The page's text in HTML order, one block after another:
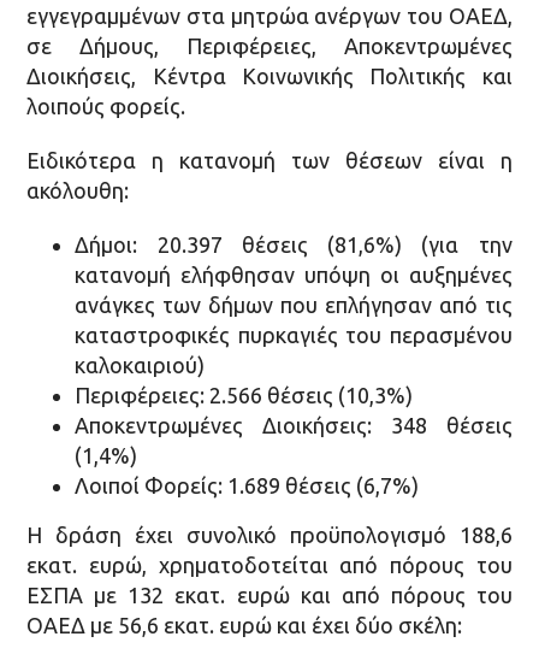
εγγεγραμμένων στα μητρώα ανέργων του ΟΑΕΔ,
σε Δήμους, Περιφέρειες, Αποκεντρωμένες
Διοικήσεις, Κέντρα Κοινωνικής Πολιτικής και
λοιπούς φορείς.
Ειδικότερα η κατανομή των θέσεων είναι η
ακόλουθη:
Δήμοι: 20.397 θέσεις (81,6%) (για την
κατανομή ελήφθησαν υπόψη οι αυξημένες
ανάγκες των δήμων που επλήγησαν από τις
καταστροφικές πυρκαγιές του περασμένου
καλοκαιριού)
Περιφέρειες: 2.566 θέσεις (10,3%)
Αποκεντρωμένες Διοικήσεις: 348 θέσεις
(1,4%)
Λοιποί Φορείς: 1.689 θέσεις (6,7%)
Η δράση έχει συνολικό προϋπολογισμό 188,6
εκατ. ευρώ, χρηματοδοτείται από πόρους του
ΕΣΠΑ με 132 εκατ. ευρώ και από πόρους του
ΟΑΕΔ με 56,6 εκατ. ευρώ και έχει δύο σκέλη: